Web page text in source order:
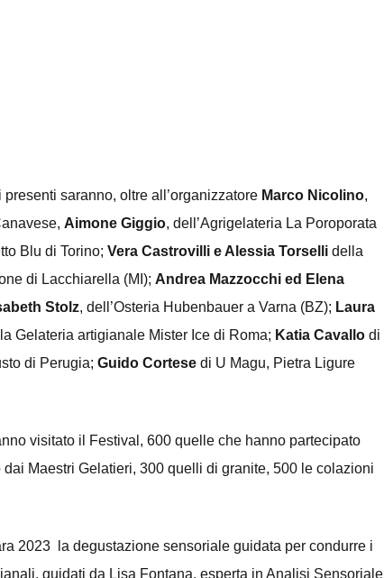
saranno, oltre all’organizzatore Marco Nicolino,
Aimone Giggio, dell’Agrigelateria La Poroporata
Blu di Torino; Vera Castrovilli e Alessia Torselli della
di Lacchiarella (MI); Andrea Mazzocchi ed Elena
Stolz, dell’Osteria Hubenbauer a Varna (BZ); Laura
Gelateria artigianale Mister Ice di Roma; Katia Cavallo di
di Perugia; Guido Cortese di U Magu, Pietra Ligure
visitato il Festival, 600 quelle che hanno partecipato
Maestri Gelatieri, 300 quelli di granite, 500 le colazioni
2023 la degustazione sensoriale guidata per condurre i
guidati da Lisa Fontana, esperta in Analisi Sensoriale